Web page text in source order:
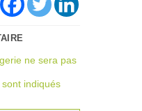
ne sera pas
indiqués